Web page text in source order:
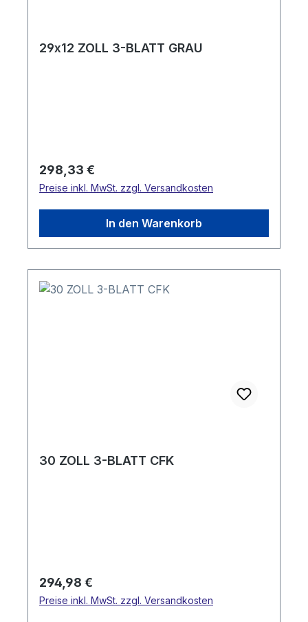
29x12 ZOLL 3-BLATT GRAU
Regulärer Preis:
298,33 €
Preise inkl. MwSt. zzgl. Versandkosten
In den Warenkorb
30 ZOLL 3-BLATT CFK
Regulärer Preis:
294,98 €
Preise inkl. MwSt. zzgl. Versandkosten